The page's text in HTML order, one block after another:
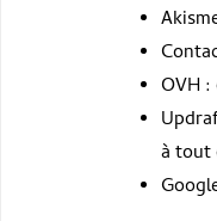
OVH
à tout